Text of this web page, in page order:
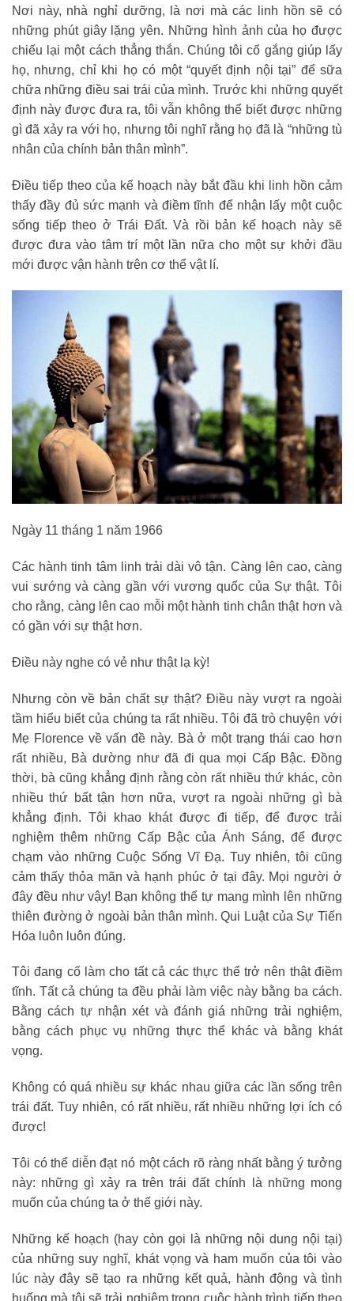
Nơi này, nhà nghỉ dưỡng, là nơi mà các linh hồn sẽ có
những phút giây lặng yên. Những hình ảnh của họ được
chiếu lại một cách thẳng thắn. Chúng tôi cố gắng giúp lấy
họ, nhưng, chỉ khi họ có một “quyết định nội tại” để sữa
chữa những điều sai trái của mình. Trước khi những quyết
định này được đưa ra, tôi vẫn không thể biết được những
gì đã xảy ra với họ, nhưng tôi nghĩ rằng họ đã là “những tù
nhân của chính bản thân mình”.
Điều tiếp theo của kế hoạch này bắt đầu khi linh hồn cảm
thấy đầy đủ sức mạnh và điềm tĩnh để nhận lấy một cuộc
sống tiếp theo ở Trái Đất. Và rồi bản kế hoạch này sẽ
được đưa vào tâm trí một lần nữa cho một sự khởi đầu
mới được vận hành trên cơ thể vật lí.
Ngày 11 tháng 1 năm 1966
Các hành tinh tâm linh trải dài vô tận. Càng lên cao, càng
vui sướng và càng gần với vương quốc của Sự thật. Tôi
cho rằng, càng lên cao mỗi một hành tinh chân thật hơn và
có gần với sự thật hơn.
Điều này nghe có vẻ như thật lạ kỳ!
Nhưng còn về bản chất sự thật? Điều này vượt ra ngoài
tầm hiểu biết của chúng ta rất nhiều. Tôi đã trò chuyện với
Mẹ Florence về vấn đề này. Bà ở một trạng thái cao hơn
rất nhiều, Bà dường như đã đi qua mọi Cấp Bậc. Đồng
thời, bà cũng khẳng định rằng còn rất nhiều thứ khác, còn
nhiều thứ bất tận hơn nữa, vượt ra ngoài những gì bà
khẳng định. Tôi khao khát được đi tiếp, để được trải
nghiệm thêm những Cấp Bậc của Ánh Sáng, để được
chạm vào những Cuộc Sống Vĩ Đạ. Tuy nhiên, tôi cũng
cảm thấy thỏa mãn và hạnh phúc ở tại đây. Mọi người ở
đây đều như vậy! Bạn không thể tự mang mình lên những
thiên đường ở ngoài bản thân mình. Qui Luật của Sự Tiến
Hóa luôn luôn đúng.
Tôi đang cố làm cho tất cả các thực thể trở nên thật điềm
tĩnh. Tất cả chúng ta đều phải làm việc này bằng ba cách.
Bằng cách tự nhận xét và đánh giá những trải nghiệm,
bằng cách phục vụ những thực thể khác và bằng khát
vọng.
Không có quá nhiều sự khác nhau giữa các lần sống trên
trái đất. Tuy nhiên, có rất nhiều, rất nhiều những lợi ích có
được!
Tôi có thể diễn đạt nó một cách rõ ràng nhất bằng ý tưởng
này: những gì xảy ra trên trái đất chính là những mong
muốn của chúng ta ở thế giới này.
Những kế hoạch (hay còn gọi là những nội dung nội tại)
của những suy nghĩ, khát vọng và ham muốn của tôi vào
lúc này đây sẽ tạo ra những kết quả, hành động và tình
huống mà tôi sẽ trải nghiệm trong cuộc hành trình tiếp theo